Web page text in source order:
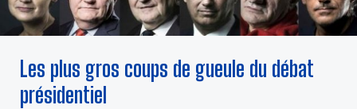
Les plus gros coups de gueule du débat
présidentiel